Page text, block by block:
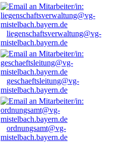
liegenschaftsverwaltung@vg-
mistelbach.bayern.de
geschaeftsleitung@vg-
mistelbach.bayern.de
ordnungsamt@vg-
mistelbach.bayern.de